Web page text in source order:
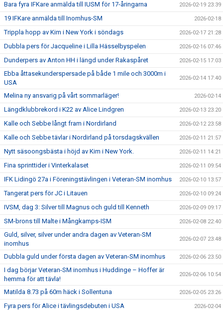
Bara fyra IFKare anmälda till IUSM för 17-åringarna 2026-02-19 23:39
19 IFKare anmälda till Inomhus-SM 2026-02-18
Trippla hopp av Kim i New York i söndags 2026-02-17 21:28
Dubbla pers för Jacqueline i Lilla Hässelbyspelen 2026-02-16 07:46
Dunderpers av Anton HH i längd under Rakaspåret 2026-02-15 17:03
Ebba åttasekunderspersade på både 1 mile och 3000m i
USA
2026-02-14 17:40
Melina ny ansvarig på vårt sommarläger! 2026-02-14
Längdklubbrekord i K22 av Alice Lindgren 2026-02-13 23:20
Kalle och Sebbe långt fram i Nordirland 2026-02-12 23:58
Kalle och Sebbe tävlar i Nordirland på torsdagskvällen 2026-02-11 21:57
Nytt säsoongsbästa i höjd av Kim i New York. 2026-02-11 14:21
Fina sprinttider i Vinterkalaset 2026-02-11 09:54
IFK Lidingö 27a i Föreningstävlingen i Veteran-SM inomhus 2026-02-10 13:57
Tangerat pers för JC i Litauen 2026-02-10 09:24
IVSM, dag 3: Silver till Magnus och guld till Kenneth 2026-02-09 09:17
SM-brons till Malte i Mångkamps-ISM 2026-02-08 22:40
Guld, silver, silver under andra dagen av Veteran-SM
inomhus
2026-02-07 23:48
Dubbla guld under första dagen av Veteran-SM inomhus 2026-02-06 23:50
I dag börjar Veteran-SM inomhus i Huddinge – Hoffer är
hemma för att tävla!
2026-02-06 10:54
Matilda 8.73 på 60m häck i Sollentuna 2026-02-05 23:26
Fyra pers för Alice i tävlingsdebuten i USA 2026-02-04